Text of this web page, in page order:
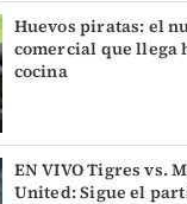
Huevos piratas: el
comercial que llega
cocina
EN VIVO Tigres vs.
United: Sigue el